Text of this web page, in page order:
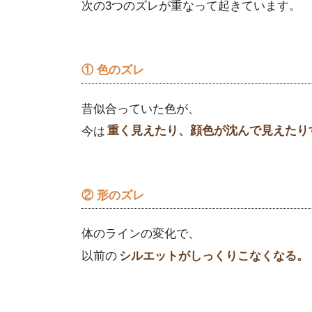
次の3つのズレが重なって起きています。
① 色のズレ
昔似合っていた色が、
今は 重く見えたり、顔色が沈んで見えたり
② 形のズレ
体のラインの変化で、
以前の シルエットがしっくりこなくなる。